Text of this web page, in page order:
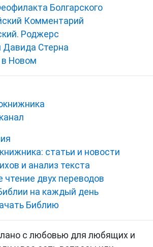
Болгарского
Комментарий
Роджерс
Стерна
в Новом
статьи и новости
и анализ текста
чтение двух переводов
на каждый день
Библию
с любовью для любящих и